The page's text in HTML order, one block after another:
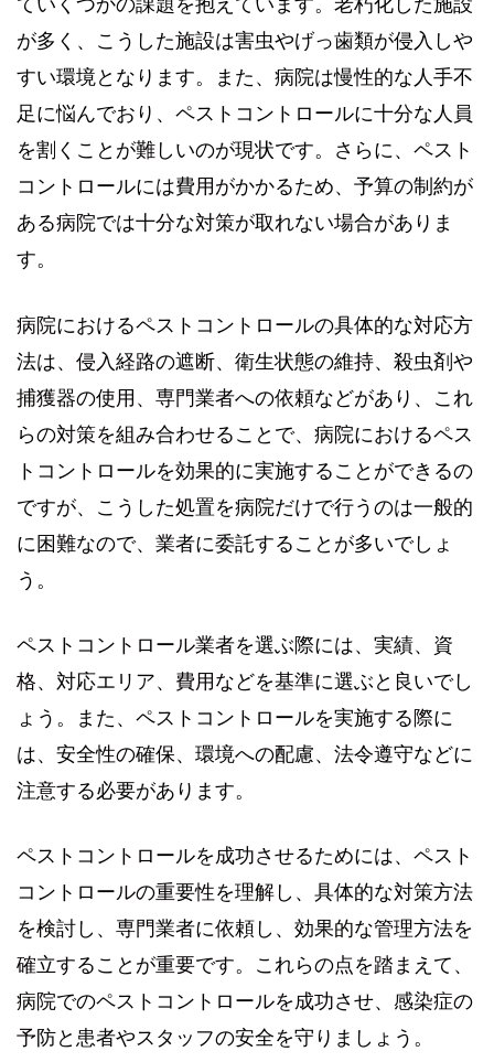
ていくつかの課題を抱えています。老朽化した施設
が多く、こうした施設は害虫やげっ歯類が侵入しや
すい環境となります。また、病院は慢性的な人手不
足に悩んでおり、ペストコントロールに十分な人員
を割くことが難しいのが現状です。さらに、ペスト
コントロールには費用がかかるため、予算の制約が
ある病院では十分な対策が取れない場合がありま
す。
病院におけるペストコントロールの具体的な対応方
法は、侵入経路の遮断、衛生状態の維持、殺虫剤や
捕獲器の使用、専門業者への依頼などがあり、これ
らの対策を組み合わせることで、病院におけるペス
トコントロールを効果的に実施することができるの
ですが、こうした処置を病院だけで行うのは一般的
に困難なので、業者に委託することが多いでしょ
う。
ペストコントロール業者を選ぶ際には、実績、資
格、対応エリア、費用などを基準に選ぶと良いでし
ょう。また、ペストコントロールを実施する際に
は、安全性の確保、環境への配慮、法令遵守などに
注意する必要があります。
ペストコントロールを成功させるためには、ペスト
コントロールの重要性を理解し、具体的な対策方法
を検討し、専門業者に依頼し、効果的な管理方法を
確立することが重要です。これらの点を踏まえて、
病院でのペストコントロールを成功させ、感染症の
予防と患者やスタッフの安全を守りましょう。